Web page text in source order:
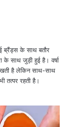
ब्रैंड्स के साथ बतौर
साथ जुड़ी हुई है। वर्षा
है लेकिन साथ-साथ
तत्पर रहती है।